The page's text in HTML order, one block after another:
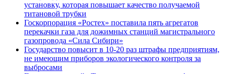
установку, которая повышает качество получаемой
титановой трубки
Госкорпорация «Ростех» поставила пять агрегатов
перекачки газа для дожимных станций магистрального
газопровода «Сила Сибири»
Государство повысит в 10-20 раз штрафы предприятиям,
не имеющим приборов экологического контроля за
выбросами